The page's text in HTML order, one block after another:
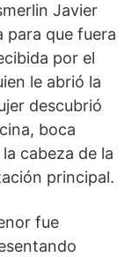
Javier
para que fuera
por el
le abrió la
descubrió
boca
cabeza de la
principal.
fue